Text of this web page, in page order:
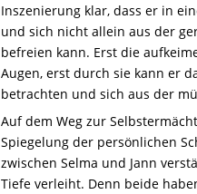
Inszenierung klar, dass er in
und sich nicht allein aus der
befreien kann. Erst die
Augen, erst durch sie kann er
betrachten und sich aus der
Auf dem Weg zur
Spiegelung der persönlichen
zwischen Selma und Jann
Tiefe verleiht. Denn beide